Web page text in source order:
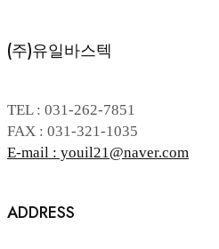
(주)유일바스텍
TEL : 031-262-7851
FAX : 031-321-1035
E-mail : youil21@naver.com
ADDRESS